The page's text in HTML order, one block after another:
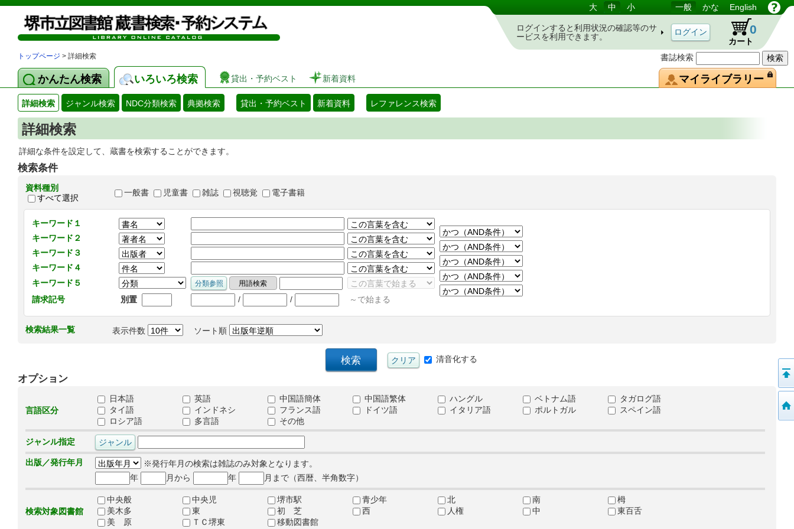
図書館 蔵書検索・予約システム
書誌検索
大 中 小 一般 かな English
ログインすると利用状況の確認等のサ
ービスを利用できます。
カート
0
トップページ > 詳細検索
かんたん検索 いろいろ検索 貸出・予約ベスト 新着資料 マイライブラリー
詳細検索 ジャンル検索 NDC分類検索 典拠検索 貸出・予約ベスト 新着資料 レファレンス検索
詳細検索
詳細な条件を設定して、蔵書を検索することができます。
検索条件
資料種別
すべて選択
一般書 児童書 雑誌 視聴覚 電子書籍
キーワード１
キーワード２
キーワード３
キーワード４
キーワード５
請求記号
別置 / / ～で始まる
検索結果一覧 表示件数 ソート順
清音化する
オプション
言語区分
日本語 英語 中国語簡体 中国語繁体 ハングル ベトナム語
タガログ語
タイ語
インドネシ フランス語 ドイツ語 イタリア語 ポルトガル
スペイン語
ロシア語
多言語 その他
ジャンル指定
出版／発行年月
※発行年月の検索は雑誌のみ対象となります。
年
月から 年 月まで（西暦、半角数字）
検索対象図書館
中央般 中央児 堺市駅 青少年 北 南
栂
美木多
東 初 芝 西 人権 中
東百舌
美 原
ＴＣ堺東 移動図書館